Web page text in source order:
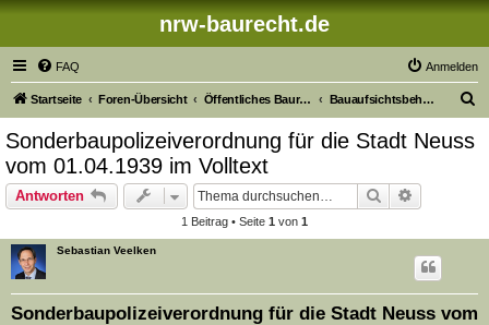
nrw-baurecht.de
FAQ Anmelden
Startseite Foren-Übersicht Öffentliches Baurecht in Nordrhein-Westfalen Bauaufsichtsbehörden NRW
Sonderbaupolizeiverordnung für die Stadt Neuss
vom 01.04.1939 im Volltext
Antworten Suche
1 Beitrag • Seite 1 von 1
Sebastian Veelken
Sonderbaupolizeiverordnung für die Stadt Neuss vom